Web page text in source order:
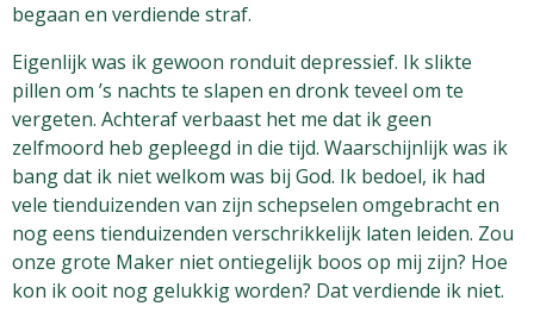
begaan en verdiende straf.
Eigenlijk was ik gewoon ronduit depressief. Ik slikte
pillen om ’s nachts te slapen en dronk teveel om te
vergeten. Achteraf verbaast het me dat ik geen
zelfmoord heb gepleegd in die tijd. Waarschijnlijk was ik
bang dat ik niet welkom was bij God. Ik bedoel, ik had
vele tienduizenden van zijn schepselen omgebracht en
nog eens tienduizenden verschrikkelijk laten leiden. Zou
onze grote Maker niet ontiegelijk boos op mij zijn? Hoe
kon ik ooit nog gelukkig worden? Dat verdiende ik niet.